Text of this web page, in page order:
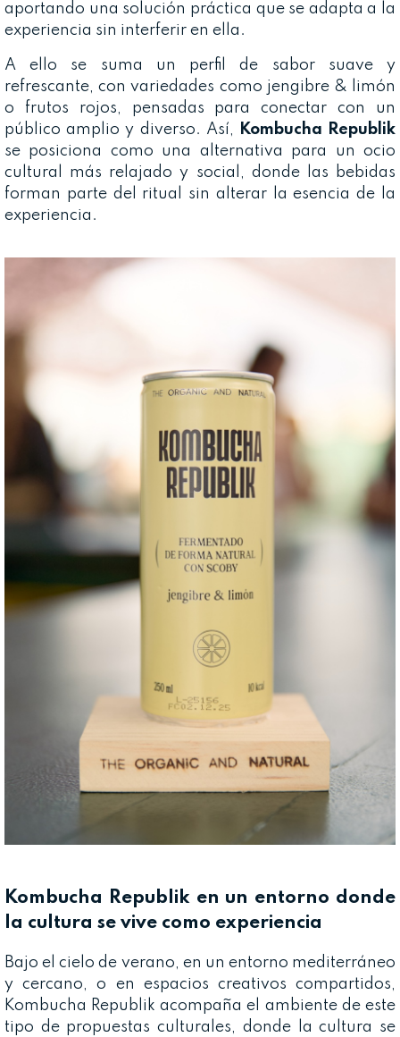
aportando una solución práctica que se adapta a la
experiencia sin interferir en ella.
A ello se suma un perfil de sabor suave y
refrescante, con variedades como jengibre & limón
o frutos rojos, pensadas para conectar con un
público amplio y diverso. Así,
Kombucha Republik
se posiciona como una alternativa para un ocio
cultural más relajado y social, donde las bebidas
forman parte del ritual sin alterar la esencia de la
experiencia.
Kombucha Republik en un entorno donde
la cultura se vive como experiencia
Bajo el cielo de verano, en un entorno mediterráneo
y cercano, o en espacios creativos compartidos,
Kombucha Republik acompaña el ambiente de este
tipo de propuestas culturales, donde la cultura se